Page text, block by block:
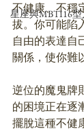
星座與MBTI16
不健康、不穩
拔。你可能陷
自由的表達自
關係，使你難
逆位的魔鬼牌
的困境正在逐
擺脫這種不健